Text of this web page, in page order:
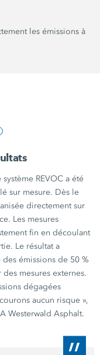
les émissions à
REVOC a été
sur mesure. Dès le
directement sur
Les mesures
fin en découlant
Le résultat a
émissions de 50 %
mesures externes.
dégagées
aucun risque »,
Westerwald Asphalt.